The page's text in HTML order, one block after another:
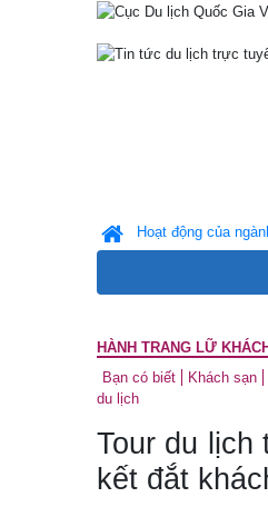
Hoạt động của
HÀNH TRANG LỮ KHÁCH
Bạn có biết
Khách sạn
du lịch
Tour du
kết đắt